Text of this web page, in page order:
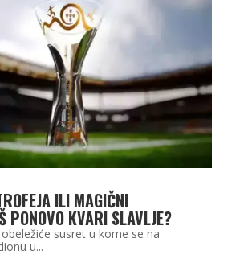
ILI MAGIČNI
PONOVO KVARI SLAVLJE?
susret u kome se na
u...